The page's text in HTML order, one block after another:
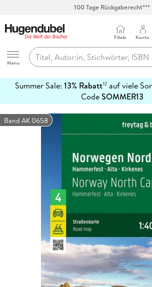
100 Tage Rückgaberecht***
Hugendubel
Menu
Filiale Konto
Summer Sale: 13% Rabatt12auf viele
CodeSOMMER13
erfahren
Band AK 0658